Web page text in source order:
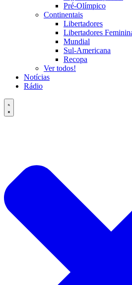
Pré-Olímpico
Continentais
Libertadores
Libertadores
Mundial
Sul-Americana
Recopa
Ver todos!
Notícias
Rádio